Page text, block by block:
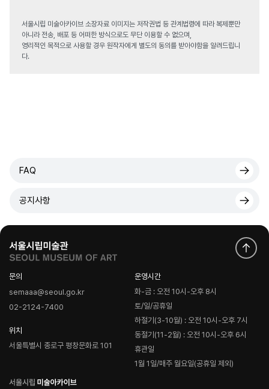
서울시립 미술아카이브 소장자료 이미지는 저작권법 등 관계법령에 따라 복제뿐만
아니라 전송, 배포 등 어떠한 방식으로도 무단 이용할 수 없으며,
영리적인 목적으로 사용할 경우 원작자에게 별도의 동의를 받아야함을 알려드립니
다.
FAQ
공지사항
문의
semaaa@seoul.go.kr
02-2124-7400
위치
서울특별시 종로구 평창문화로 101
운영시간
화-금 : 오전 10시-오후 8시
토/일/공휴일
하절기(3-10월) : 오전 10시-오후 7시
동절기(11-2월) : 오전 10시-오후 6시
휴관일
1월 1일/매주 월요일(공휴일 제외)
로
고